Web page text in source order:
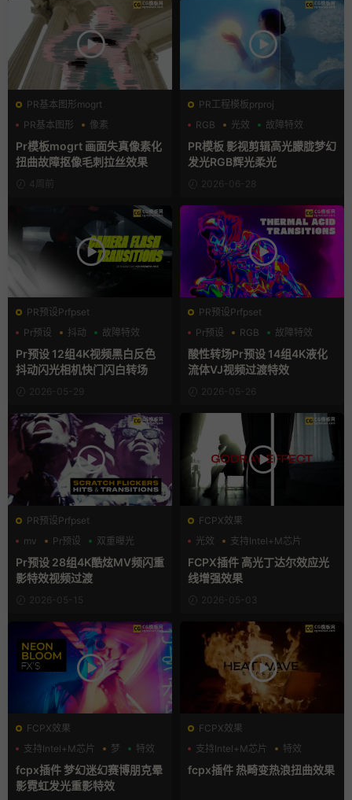
PR基本图形mogrt
PR基本图形
像素
故障特效
Pr模板mogrt 画面失真像素化
扭曲故障抠像毛刺拉丝效果
4周前
PR工程模板prproj
RGB
光效 故障特效
PR模板 影视剪辑高光朦胧梦幻
发光RGB辉光柔光
2026-06-28
PR预设Prfpset
Pr预设
抖动 故障特效
Pr预设 12组4K视频黑白反色
抖动闪光相机快门闪白转场
2026-05-29
PR预设Prfpset
Pr预设
RGB 故障特效
酸性转场Pr预设 14组4K液化
流体VJ视频过渡特效
2026-05-26
PR预设Prfpset
mv
Pr预设 双重曝光
Pr预设 28组4K酷炫MV频闪重
影特效视频过渡
2026-05-15
FCPX效果
光效
支持Intel+M芯片
FCPX插件 高光丁达尔效应光
线增强效果
2026-05-03
FCPX效果
支持Intel+M芯片
梦 特效
fcpx插件 梦幻迷幻赛博朋克晕
影霓虹发光重影特效
FCPX效果
支持Intel+M芯片
特效
fcpx插件 热畸变热浪扭曲效果